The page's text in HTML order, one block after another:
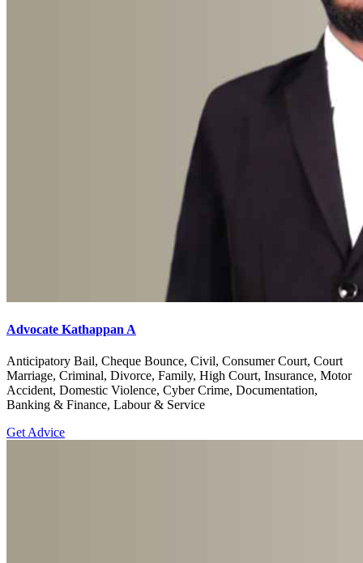
Advocate Kathappan A
Anticipatory Bail, Cheque Bounce, Civil, Consumer Court, Court
Marriage, Criminal, Divorce, Family, High Court, Insurance, Motor
Accident, Domestic Violence, Cyber Crime, Documentation,
Banking & Finance, Labour & Service
Get Advice